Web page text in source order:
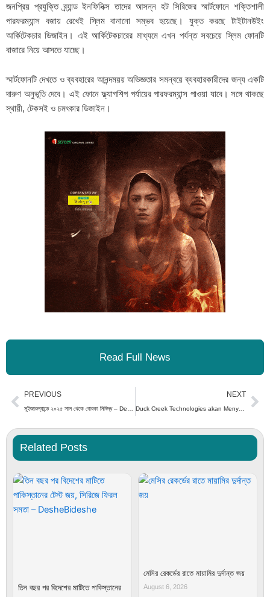
জনপ্রিয় প্রযুক্তি ব্র্যান্ড ইনফিনিক্স তাদের আসন্ন হট সিরিজের স্মার্টফোনে শক্তিশালী
পারফরম্যান্স বজায় রেখেই স্লিম বানানো সম্ভব হয়েছে। যুক্ত করছে টাইটানউইং
আর্কিটেকচার ডিজাইন। এই আর্কিটেকচারের মাধ্যমে এখন পর্যন্ত সবচেয়ে স্লিম ফোনটি
বাজারে নিয়ে আসতে যাচ্ছে।
স্মার্টফোনটি দেখতে ও ব্যবহারের আনন্দময়য় অভিজ্ঞতার সমন্বয়ে ব্যবহারকারীদের জন্য একটি
দারুণ অনুভূতি দেবে। এই ফোনে ফ্ল্যাগশিপ পর্যায়ের পারফরম্যান্স পাওয়া যাবে। সঙ্গে থাকছে
স্থায়ী, টেকসই ও চমৎকার ডিজাইন।
Read Full News
Prev
PREVIOUS
সুইজারল্যান্ডে ২০২৫ সাল থেকে বোরকা নিষিদ্ধ – DesheBideshe
NEXT
Duck Creek Technologies akan Menyelenggarakan “One Duck Creek-India Inclusion Summit” Tahunan Ketiga di Mumbai
Related Posts
তিন বছর পর বিদেশের মাটিতে পাকিস্তানের
মেসির রেকর্ডের রাতে মায়ামির দুর্দান্ত জয়
August 6, 2026